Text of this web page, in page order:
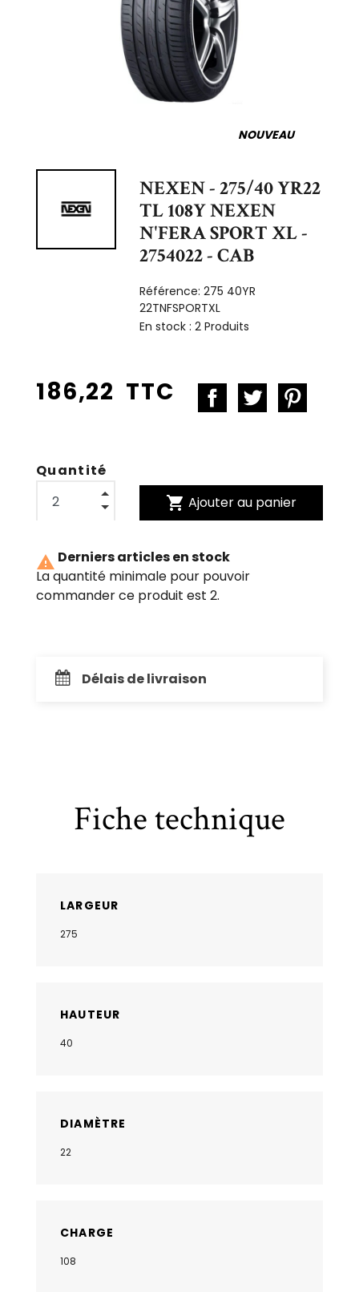
NOUVEAU
NEXEN - 275/40 YR22
TL 108Y NEXEN
N'FERA SPORT XL -
2754022 - CAB
Référence:275 40YR
22TNFSPORTXL
En stock :2 Produits
186,22 TTC
Quantité
shopping_cart Ajouter au panier
 Derniers articles en stock
La quantité minimale pour pouvoir
commander ce produit est 2.
Délais de livraison
Fiche technique
LARGEUR
275
HAUTEUR
40
DIAMÈTRE
22
CHARGE
108